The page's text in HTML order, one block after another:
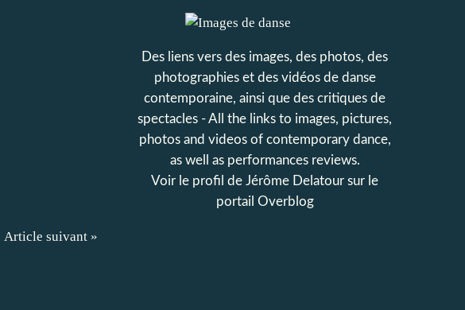
Article suivant »
Des liens vers des images, des photos, des
photographies et des vidéos de danse
contemporaine, ainsi que des critiques de
spectacles - All the links to images, pictures,
photos and videos of contemporary dance,
as well as performances reviews.
Voir le profil de Jérôme Delatour sur le
portail Overblog